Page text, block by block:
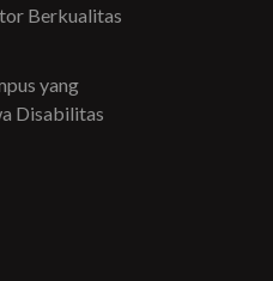
Berkualitas
yang
Disabilitas